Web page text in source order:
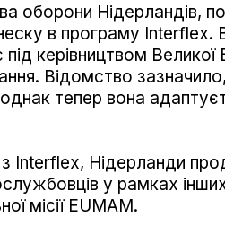
оборони Нідерландів,
в програму
під керівництвом
Відомство
однак тепер вона
Interflex, Нідерланди
у рамках
місії EUMAM.